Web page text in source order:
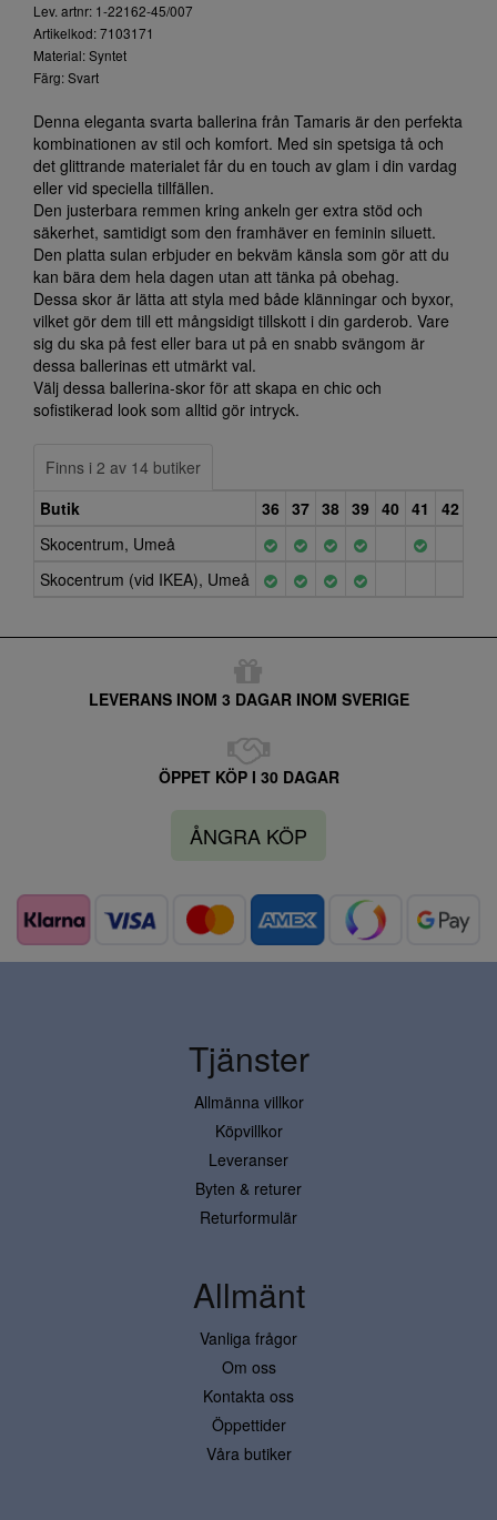
Lev. artnr: 1-22162-45/007
Artikelkod: 7103171
Material: Syntet
Färg: Svart
Denna eleganta svarta ballerina från Tamaris är den perfekta
kombinationen av stil och komfort. Med sin spetsiga tå och
det glittrande materialet får du en touch av glam i din vardag
eller vid speciella tillfällen.
Den justerbara remmen kring ankeln ger extra stöd och
säkerhet, samtidigt som den framhäver en feminin siluett.
Den platta sulan erbjuder en bekväm känsla som gör att du
kan bära dem hela dagen utan att tänka på obehag.
Dessa skor är lätta att styla med både klänningar och byxor,
vilket gör dem till ett mångsidigt tillskott i din garderob. Vare
sig du ska på fest eller bara ut på en snabb svängom är
dessa ballerinas ett utmärkt val.
Välj dessa ballerina-skor för att skapa en chic och
sofistikerad look som alltid gör intryck.
Finns i 2 av 14 butiker
Butik
36 37 38 39 40 41
42
Skocentrum, Umeå
Skocentrum (vid IKEA), Umeå
LEVERANS INOM 3 DAGAR INOM SVERIGE
ÖPPET KÖP I 30 DAGAR
ÅNGRA KÖP
Tjänster
Allmänna villkor
Köpvillkor
Leveranser
Byten & returer
Returformulär
Allmänt
Vanliga frågor
Om oss
Kontakta oss
Öppettider
Våra butiker